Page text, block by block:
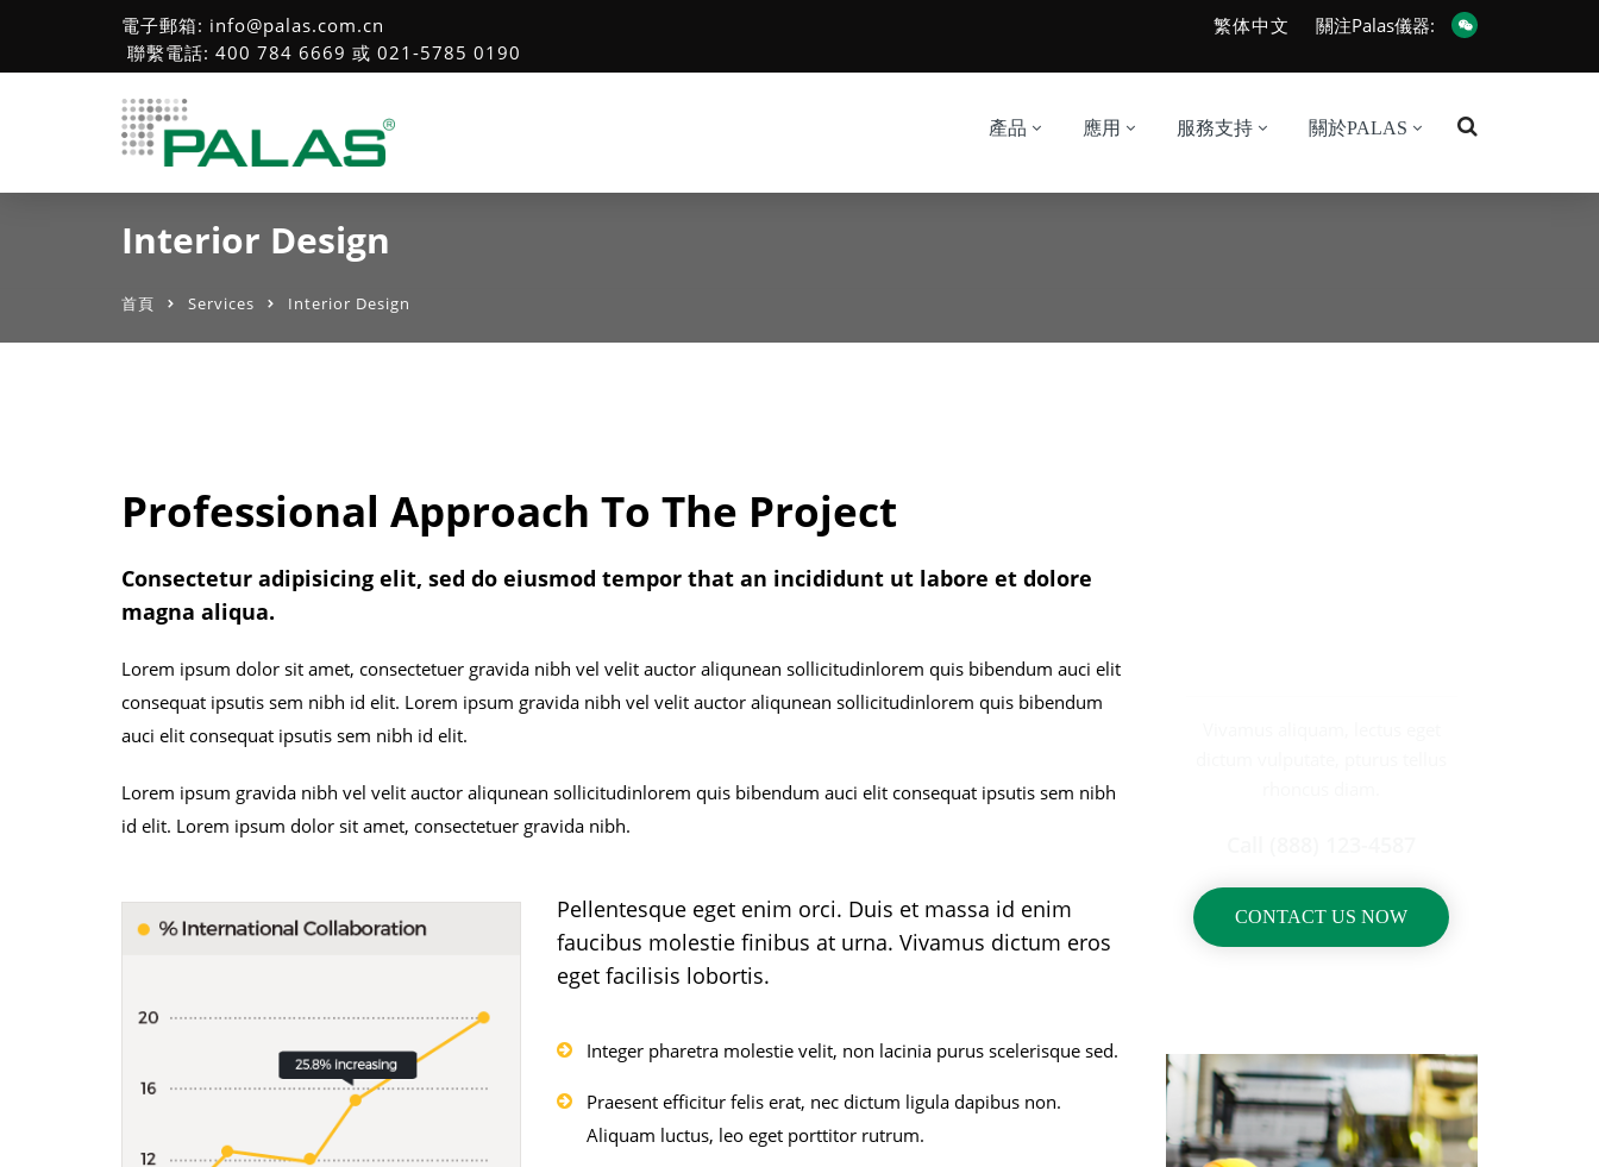
電子郵箱: info@palas.com.cn
聯繫電話: 400 784 6669 或 021-5785 0190
繁体中文 關注Palas儀器:
產品 應用 服務支持 關於PALAS
Interior Design
首頁 Services Interior Design
Professional Approach To The Project
Consectetur adipisicing elit, sed do eiusmod tempor that an incididunt ut labore et dolore
magna aliqua.
Lorem ipsum dolor sit amet, consectetuer gravida nibh vel velit auctor aliqunean sollicitudinlorem quis bibendum auci elit
consequat ipsutis sem nibh id elit. Lorem ipsum gravida nibh vel velit auctor aliqunean sollicitudinlorem quis bibendum
auci elit consequat ipsutis sem nibh id elit.
Lorem ipsum gravida nibh vel velit auctor aliqunean sollicitudinlorem quis bibendum auci elit consequat ipsutis sem nibh
id elit. Lorem ipsum dolor sit amet, consectetuer gravida nibh.
Pellentesque eget enim orci. Duis et massa id enim
faucibus molestie finibus at urna. Vivamus dictum eros
eget facilisis lobortis.
Integer pharetra molestie velit, non lacinia purus scelerisque sed.
Praesent efficitur felis erat, nec dictum ligula dapibus non.
Aliquam luctus, leo eget porttitor rutrum.
CONTACT US NOW